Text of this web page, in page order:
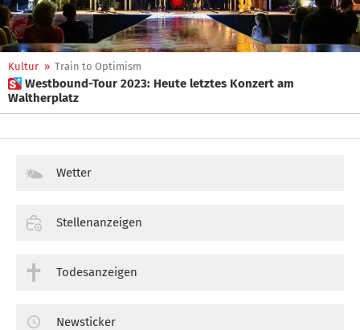
Kultur » Train to Optimism
 Westbound-Tour 2023: Heute letztes Konzert am
Waltherplatz
Wetter
Stellenanzeigen
Todesanzeigen
Newsticker